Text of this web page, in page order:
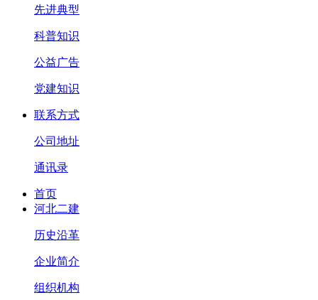
先进典型
科普知识
公益广告
党建知识
联系方式
公司地址
通讯录
首页
河北二建
历史沿革
企业简介
组织机构